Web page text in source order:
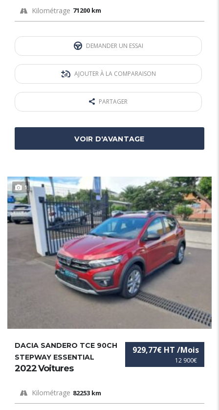
Kilométrage 71200 km
DEMANDER UN ESSAI
AJOUTER À LA COMPARAISON
PARTAGER
VOIR D'AVANTAGE
1
12 900€
929,77€ HT /Mois
DACIA SANDERO TCE 90CH
STEPWAY ESSENTIAL
2022 Voitures
Kilométrage 82253 km